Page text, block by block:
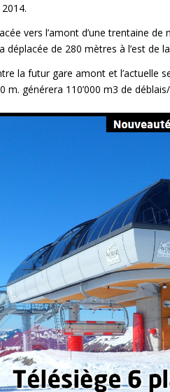
vers l’amont d’une trentaine
déplacée de 280 mètres à l’est de
la futur gare amont et l’actuelle
m. générera 110’000 m3 de